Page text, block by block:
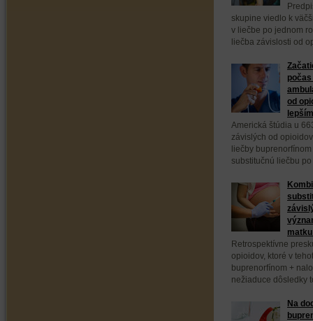
skupine viedlo k
v liečbe po jednom
liečba závislosti od
od
Americká štúdia u
závislých od
liečby
substitučnú liečbu
Retrospektívne
opioidov, ktoré v
buprenorfínom +
nežiaduce dôsledky
Na